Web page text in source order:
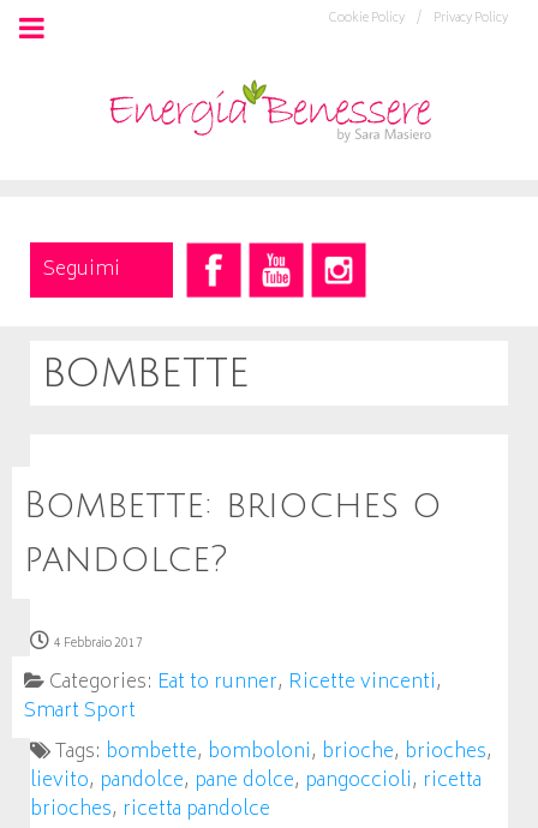
Privacy Policy
Cookie Policy /
Seguimi
bombette
Bombette: brioches o
pandolce?
4 Febbraio 2017
Categories: Eat to runner, Ricette vincenti,
Smart Sport
Tags: bombette, bomboloni, brioche, brioches,
lievito, pandolce, pane dolce, pangoccioli, ricetta
brioches, ricetta pandolce